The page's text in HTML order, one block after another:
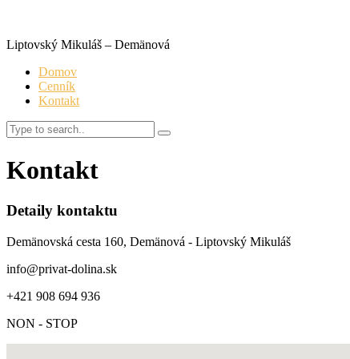
Liptovský Mikuláš – Demänová
Domov
Cenník
Kontakt
Search
Kontakt
Detaily kontaktu
Demänovská cesta 160, Demänová - Liptovský Mikuláš
info@privat-dolina.sk
+421 908 694 936
NON - STOP